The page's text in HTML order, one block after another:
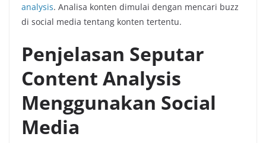
analysis. Analisa konten dimulai dengan mencari buzz
di social media tentang konten tertentu.
Penjelasan Seputar
Content Analysis
Menggunakan Social
Media